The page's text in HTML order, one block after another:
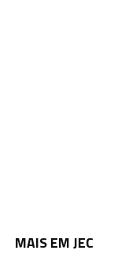
MAIS EM JEC